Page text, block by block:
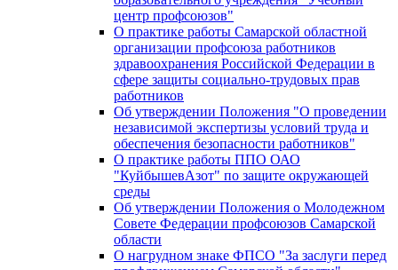
центр профсоюзов"
О практике работы Самарской областной
организации профсоюза работников
здравоохранения Российской Федерации в
сфере защиты социально-трудовых прав
работников
Об утверждении Положения "О проведении
независимой экспертизы условий труда и
обеспечения безопасности работников"
О практике работы ППО ОАО
"КуйбышевАзот" по защите окружающей
среды
Об утверждении Положения о Молодежном
Совете Федерации профсоюзов Самарской
области
О нагрудном знаке ФПСО "За заслуги перед